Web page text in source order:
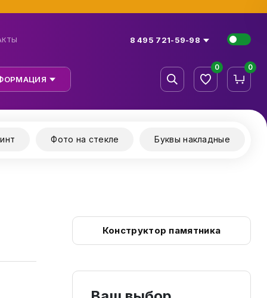
8 495 721-59-98
0 0
Фото на стекле Буквы накладные
Конструктор памятника